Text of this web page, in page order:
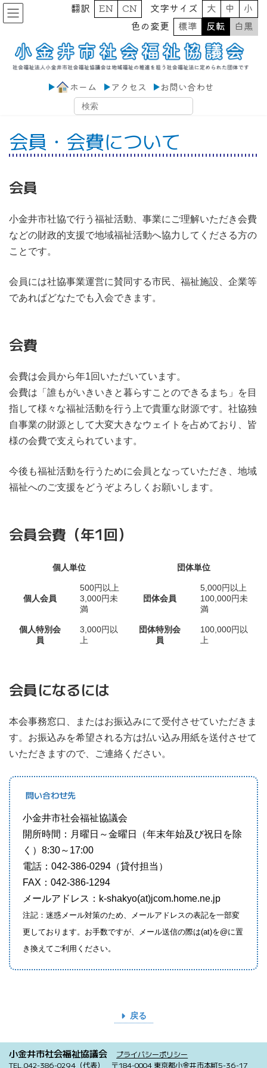
コ
ン
テ
ナ
ビ
ゲ
翻訳 EN CN 文字サイズ 大 中
小
色の変更
標準 反転 白黒
ホーム アクセス お問い合わせ
会員・会費について
会員
小金井市社協で行う福祉活動、事業にご理解いただき会費
などの財政的支援で地域福祉活動へ協力してくださる方の
ことです。
会員には社協事業運営に賛同する市民、福祉施設、企業等
であればどなたでも入会できます。
会費
会費は会員から年1回いただいています。
会費は「誰もがいきいきと暮らすことのできるまち」を目
指して様々な福祉活動を行う上で貴重な財源です。社協独
自事業の財源として大変大きなウェイトを占めており、皆
様の会費で支えられています。
今後も福祉活動を行うために会員となっていただき、地域
福祉へのご支援をどうぞよろしくお願いします。
会員会費（年1回）
個人単位 団体単位
個人会員
500円以上
3,000円未
満
団体会員
5,000円以上
100,000円未
満
個人特別会
員
3,000円以
上
団体特別会
員
100,000円以
上
会員になるには
本会事務窓口、またはお振込みにて受付させていただきま
す。お振込みを希望される方は払い込み用紙を送付させて
いただきますので、ご連絡ください。
問い合わせ先
小金井市社会福祉協議会
開所時間：月曜日～金曜日（年末年始及び祝日を除
く）8:30～17:00
電話：042-386-0294（貸付担当）
FAX：042-386-1294
メールアドレス：k-shakyo(at)jcom.home.ne.jp
注記：迷惑メール対策のため、メールアドレスの表記を一部変
更しております。お手数ですが、メール送信の際は(at)を@に置
き換えてご利用ください。
戻る
小金井市社会福祉協議会
プライバシーポリシー
TEL.042-386-0294（代表）
〒184-0004 東京都小金井市本町5-36-17